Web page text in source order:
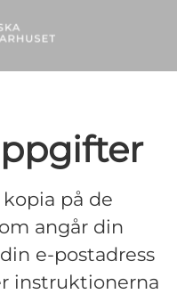
på de
angår din
e-postadress
instruktionerna